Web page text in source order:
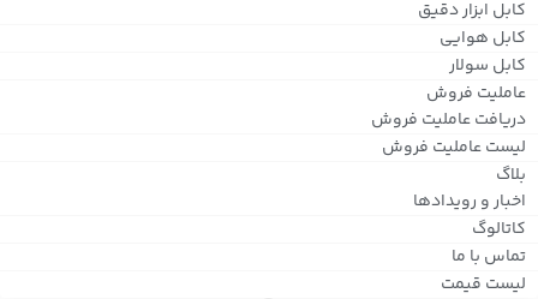
کابل ابزار دقیق
کابل هوایی
کابل سولار
عاملیت فروش
دریافت عاملیت فروش
لیست عاملیت فروش
بلاگ
اخبار و رویدادها
کاتالوگ
تماس با ما
لیست قیمت